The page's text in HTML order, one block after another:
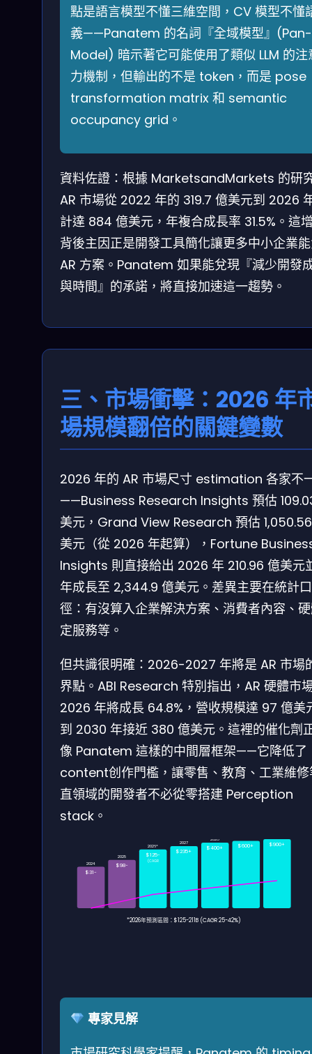
點是語言模型不懂三維空間，CV 模型不懂
義——Panatem 的名詞『全域模型』(Pan-
Model) 暗示著它可能使用了類似 LLM 的注
力機制，但輸出的不是 token，而是 pose
transformation matrix 和 semantic
occupancy grid。
資料佐證：根據 MarketsandMarkets 的研
AR 市場從 2022 年的 319.7 億美元到 2026
計達 884 億美元，年複合成長率 31.5%。這
背後主因正是開發工具簡化讓更多中小企業
AR 方案。Panatem 如果能兌現『減少開發
與時間』的承諾，將直接加速這一趨勢。
三、市場衝擊：2026 年
場規模翻倍的關鍵變數
2026 年的 AR 市場尺寸 estimation 各家不
——Business Research Insights 預估
美元，Grand View Research 預估
美元（從 2026 年起算），Fortune
Insights 則直接給出 2026 年 210.96 億美元
年成長至 2,344.9 億美元。差異主要在統計口
徑：有沒算入企業解決方案、消費者內容、
定服務等。
但共識很明確：2026-2027 年將是 AR 市場
界點。ABI Research 特別指出，AR 硬體市
2026 年將成長 64.8%，營收規模達 97 億美
到 2030 年接近 380 億美元。這裡的催化劑
像 Panatem 這樣的中間層框架——它降低了
content创作門檻，讓零售、教育、工業維修
直領域的開發者不必從零搭建 Perception
stack。
2024
$31-
2025
$98-
2026*
$125-
(CAGR
2027
$235+
2028
$400+ $600+ $900+
*2026年預測區間：$125-211B (CAGR 25-42%)
專家見解